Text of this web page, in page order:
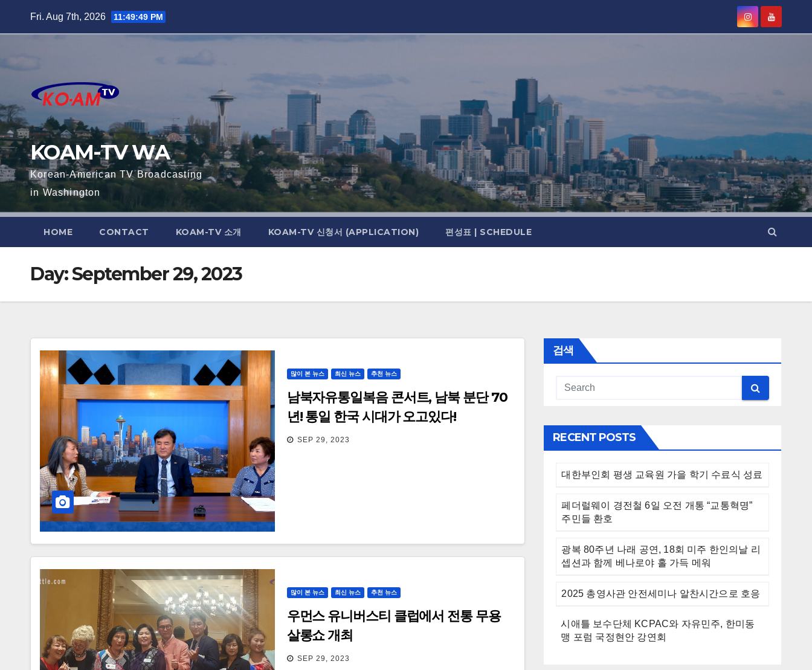
Fri. Aug 7th, 2026 11:49:49 PM
KOAM-TV WA
Korean-American TV Broadcasting
in Washington
HOME CONTACT KOAM-TV 소개 KOAM-TV 신청서 (APPLICATION) 편성표 | SCHEDULE
Day:September 29, 2023
많이 본 뉴스 최신 뉴스 추천 뉴스
남북자유통일복음 콘서트, 남북 분단 70
년! 통일 한국 시대가 오고있다!
SEP 29, 2023
많이 본 뉴스 최신 뉴스 추천 뉴스
우먼스 유니버스티 클럽에서 전통 무용
살롱쇼 개최
SEP 29, 2023
검색
RECENT POSTS
대한부인회 평생 교육원 가을 학기 수료식 성료
페더럴웨이 경전철 6일 오전 개통 “교통혁명”
주민들 환호
광복 80주년 나래 공연, 18회 미주 한인의날 리
셉션과 함께 베나로야 홀 가득 메워
2025 총영사관 안전세미나 알찬시간으로 호응
시애틀 보수단체 KCPAC와 자유민주, 한미동
맹 포럼 국정현안 강연회